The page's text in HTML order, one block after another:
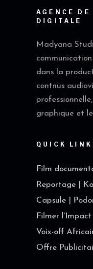
AGENCE
DIGITALE
Madyana
dans la
contnus
graphique et
QUICK
Film
Reportage |
Capsule |
Filmer
Voix-off
Offre